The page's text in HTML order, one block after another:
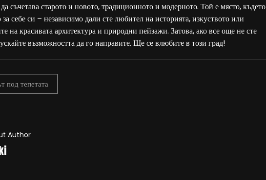
съчетава старото и новото, традиционното и модерното. Той е място, където
себе си – независимо дали сте любител на историята, изкуството или
на красивата архитектура и природни пейзажи. Затова, ако все още не сте
възможността да го направите. Ще се влюбите в този град!
под тепетата
Author